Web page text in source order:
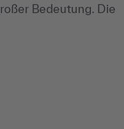
Bedeutung. Die